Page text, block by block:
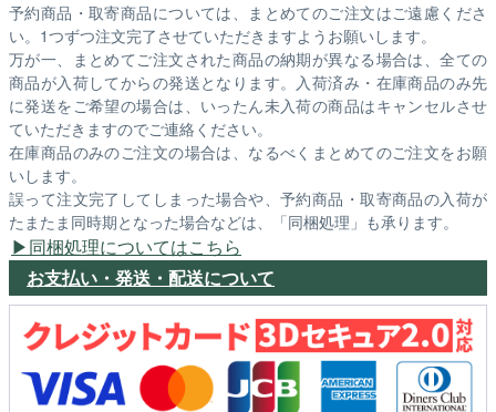
予約商品・取寄商品については、まとめてのご注文はご遠慮くださ
い。1つずつ注文完了させていただきますようお願いします。
万が一、まとめてご注文された商品の納期が異なる場合は、全ての
商品が入荷してからの発送となります。入荷済み・在庫商品のみ先
に発送をご希望の場合は、いったん未入荷の商品はキャンセルさせ
ていただきますのでご連絡ください。
在庫商品のみのご注文の場合は、なるべくまとめてのご注文をお願
いします。
誤って注文完了してしまった場合や、予約商品・取寄商品の入荷が
たまたま同時期となった場合などは、「同梱処理」も承ります。
同梱処理についてはこちら
お支払い・発送・配送について